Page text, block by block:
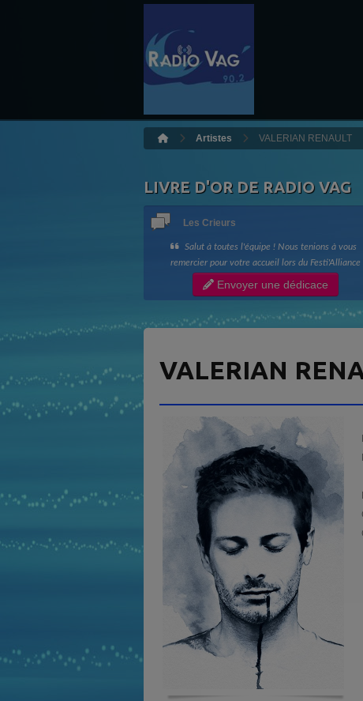
Artistes VALERIAN RENAULT
LIVRE D'OR DE RADIO VAG
Les Crieurs
Salut à toutes l'équipe ! Nous tenions à vous
remercier pour votre accueil lors du Festi'Alliance
ainsi que votre bonne humeur !! Longue vie à
Vag !! Les Crieurs de Toit
Envoyer une dédicace
VALERIAN